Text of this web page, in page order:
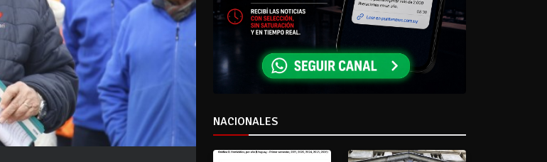
NACIONALES